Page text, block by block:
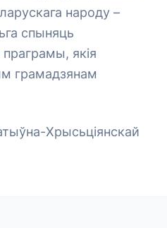
народу –
спыняць
праграмы, якія
грамадзянам
Хрысьціянскай